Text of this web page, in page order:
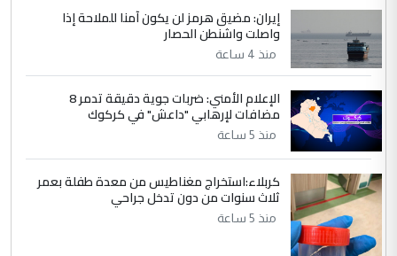
هيئة الحج تصدر قرارا يخص "لم الشمل"
وتعديل استمارة قرعة الحج
إيران: مضيق هرمز لن يكون آمنا للملاحة إذا
واصلت واشنطن الحصار
منذ 4 ساعة
الإعلام الأمني: ضربات جوية دقيقة تدمر 8
مضافات لإرهابي "داعش" في كركوك
منذ 5 ساعة
كربلاء:استخراج مغناطيس من معدة طفلة بعمر
ثلاث سنوات من دون تدخل جراحي
منذ 5 ساعة